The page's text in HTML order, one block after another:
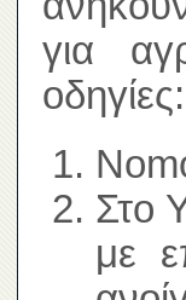
για
οδηγίες:
Στο
με